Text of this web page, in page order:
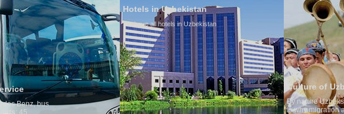
Hotels in Uzbekistan
We have all hotels in Uzbekistan
Culture of Uzbekistan
By nature Uzbeks prefer a sedentary life and that
is why migration and immigration scarcely have